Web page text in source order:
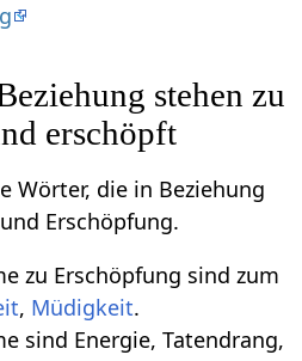
stehen zu
erschöpft
Wörter, die in Beziehung
Erschöpfung.
zu Erschöpfung sind zum
, Müdigkeit.
sind Energie, Tatendrang,